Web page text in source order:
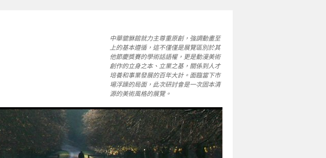
中華貔貅館就力主尊重原創，強調動畫至
上的基本遵循，這不僅僅是展覽區別於其
他節慶獎賽的學術話語權，更是動漫美術
創作的立身之本、立業之基，關係到人才
培養和事業發展的百年大計。面臨當下市
場浮躁的局面，此次研討會是一次固本清
源的美術風格的展覽。